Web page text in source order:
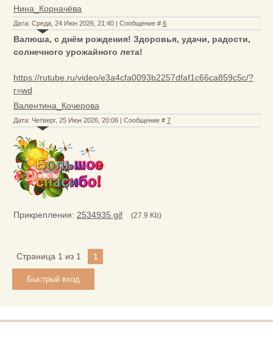
Нина_Корначёва
Дата: Среда, 24 Июн 2026, 21:40 | Сообщение # 6
Валюша, с днём рождения! Здоровья, удачи, радости,
солнечного урожайного лета!
https://rutube.ru/video/e3a4cfa0093b2257dfaf1c66ca859c5c/?
r=wd
Валентина_Кочерова
Дата: Четверг, 25 Июн 2026, 20:06 | Сообщение # 7
Прикрепления: 2534935.gif (27.9 Kb)
Страница 1 из 1 1